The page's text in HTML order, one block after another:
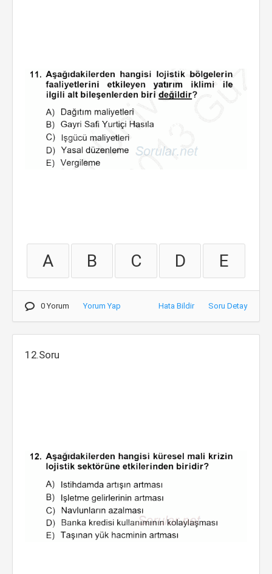
A B C D E
0 Yorum Yorum Yap Hata Bildir Soru Detay
12.Soru